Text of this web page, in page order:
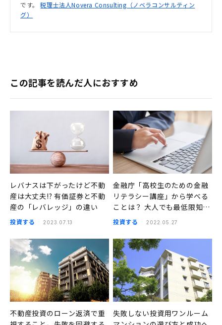
です。税理士法人Novera Consulting（ノベラコンサルティン
グ）
この記事を読んだ人におすすめ
レバナスは下がったけど不動
産は大丈夫!? 有価証券と不動
産の「レバレッジ」の違い
投資する 2023.07.13
金融庁「高校生のための金融
リテラシー講座」から学べる
ことは？ 大人でも最低限知っ
ておくべきこと
投資する 2022.05.27
不動産投資のローン返済で重
失敗しない投資用ワンルーム